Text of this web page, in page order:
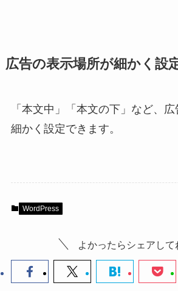
広告の表示場所が細かく設
「本文中」「本文の下」など、
細かく設定できます。
WordPress
よかったらシェアして